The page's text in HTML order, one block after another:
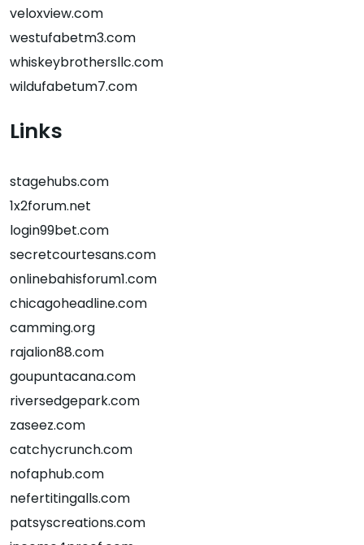
veloxview.com
westufabetm3.com
whiskeybrothersllc.com
wildufabetum7.com
Links
stagehubs.com
1x2forum.net
login99bet.com
secretcourtesans.com
onlinebahisforum1.com
chicagoheadline.com
camming.org
rajalion88.com
goupuntacana.com
riversedgepark.com
zaseez.com
catchycrunch.com
nofaphub.com
nefertitingalls.com
patsyscreations.com